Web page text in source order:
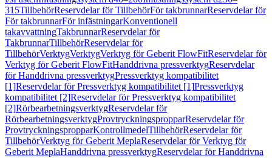
315TillbehörReservdelar för TillbehörFör takbrunnarReservdelar för
För takbrunnarFör infästningarKonventionell
takavvattningTakbrunnarReservdelar för
TakbrunnarTillbehörReservdelar för
TillbehörVerktygVerktygVerktyg för Geberit FlowFitReservdelar för
Verktyg för Geberit FlowFitHanddrivna pressverktygReservdelar
för Handdrivna pressverktygPressverktyg kompatibilitet
[1]Reservdelar för Pressverktyg kompatibilitet [1]Pressverktyg
kompatibilitet [2]Reservdelar för Pressverktyg kompatibilitet
[2]RörbearbetningsverktygReservdelar för
RörbearbetningsverktygProvtryckningspropparReservdelar för
ProvtryckningspropparKontrollmedelTillbehörReservdelar för
TillbehörVerktyg för Geberit MeplaReservdelar för Verktyg för
Geberit MeplaHanddrivna pressverktygReservdelar för Handdrivna